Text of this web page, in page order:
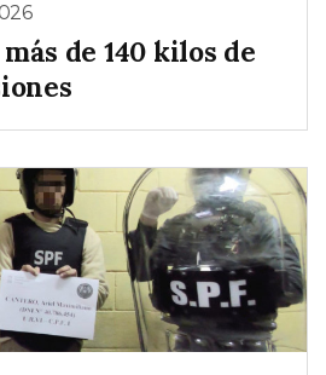
de 140 kilos de